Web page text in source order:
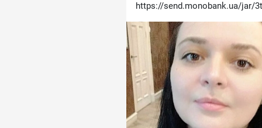
https://send.monobank.ua/jar/